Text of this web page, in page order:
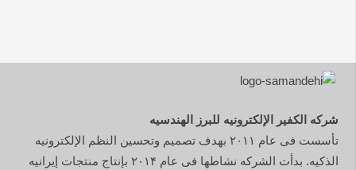
شرکه الکفیر الإلکترونیه للبرز الهندسیه
تأسست فی عام ۲۰۱۱ بهدف تصمیم وتحسین النظم الإلکترونیه
الذکیه. بدأت الشرکه نشاطها فی عام ۲۰۱۴ بإنتاج منتجات إیرانیه